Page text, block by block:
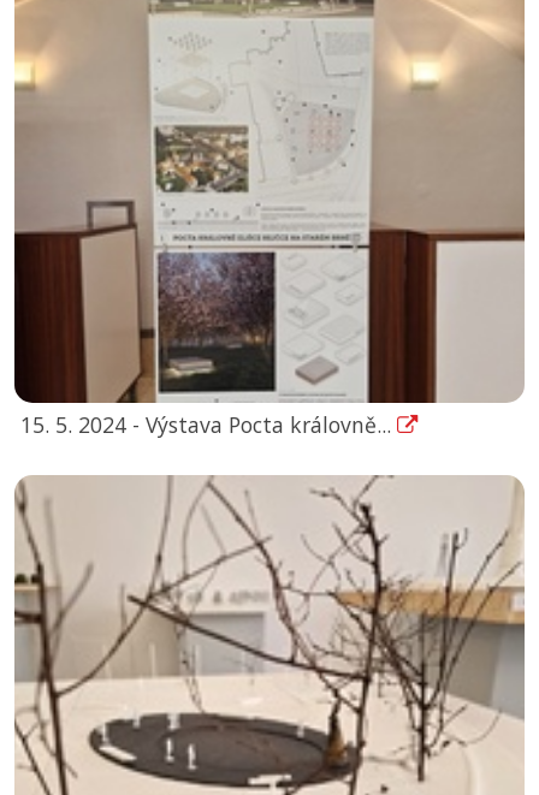
15. 5. 2024 - Výstava Pocta královně...